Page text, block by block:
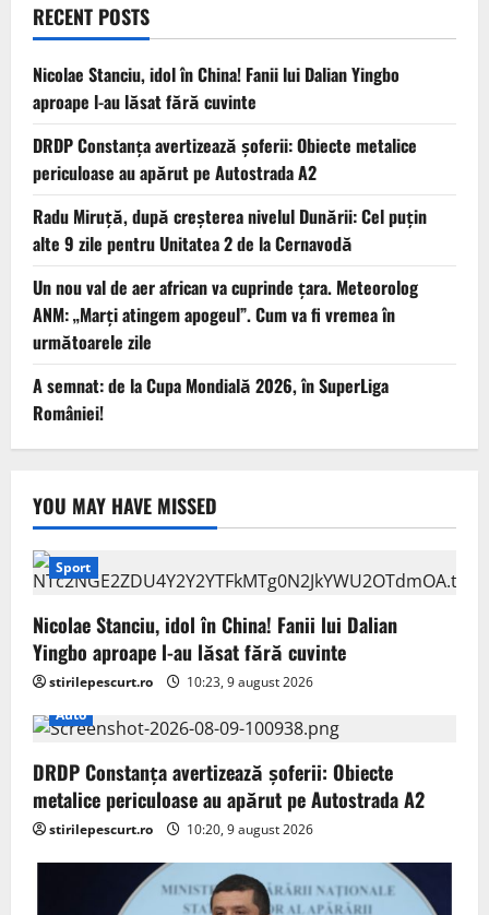
RECENT POSTS
Nicolae Stanciu, idol în China! Fanii lui Dalian Yingbo
aproape l-au lăsat fără cuvinte
DRDP Constanța avertizează șoferii: Obiecte metalice
periculoase au apărut pe Autostrada A2
Radu Miruță, după creșterea nivelul Dunării: Cel puțin
alte 9 zile pentru Unitatea 2 de la Cernavodă
Un nou val de aer african va cuprinde țara. Meteorolog
ANM: „Marți atingem apogeul”. Cum va fi vremea în
următoarele zile
A semnat: de la Cupa Mondială 2026, în SuperLiga
României!
YOU MAY HAVE MISSED
Sport
Nicolae Stanciu, idol în China! Fanii lui Dalian
Yingbo aproape l-au lăsat fără cuvinte
stirilepescurt.ro
10:23, 9 august 2026
Auto
DRDP Constanța avertizează șoferii: Obiecte
metalice periculoase au apărut pe Autostrada A2
stirilepescurt.ro 10:20, 9 august 2026